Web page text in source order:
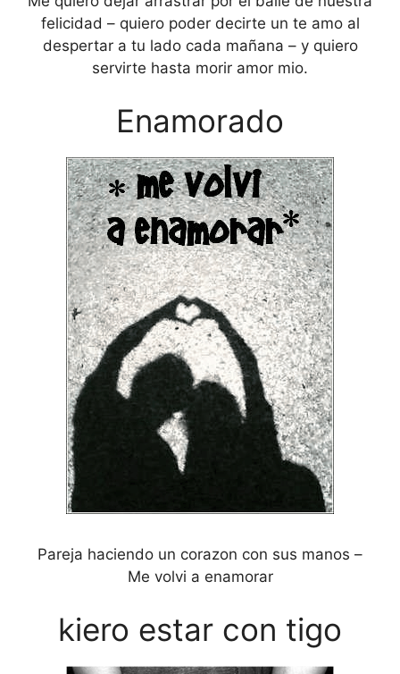
felicidad – quiero poder decirte un te amo al
despertar a tu lado cada mañana – y quiero
servirte hasta morir amor mio.
Enamorado
Pareja haciendo un corazon con sus manos –
Me volvi a enamorar
kiero estar con tigo